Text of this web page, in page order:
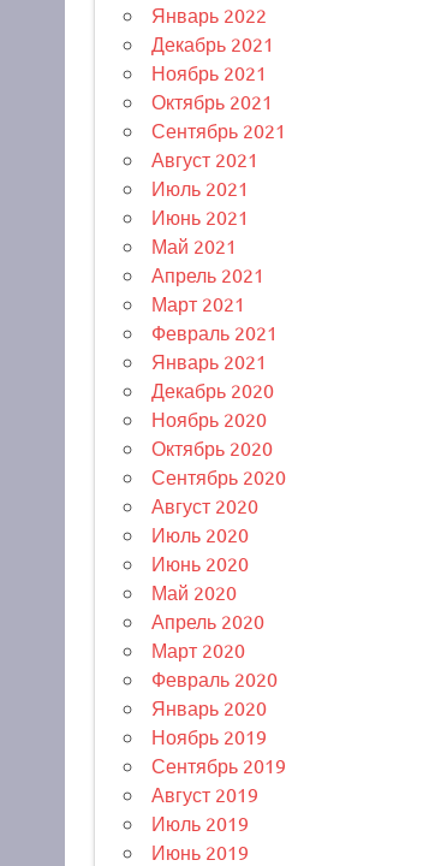
Январь 2022
Декабрь 2021
Ноябрь 2021
Октябрь 2021
Сентябрь 2021
Август 2021
Июль 2021
Июнь 2021
Май 2021
Апрель 2021
Март 2021
Февраль 2021
Январь 2021
Декабрь 2020
Ноябрь 2020
Октябрь 2020
Сентябрь 2020
Август 2020
Июль 2020
Июнь 2020
Май 2020
Апрель 2020
Март 2020
Февраль 2020
Январь 2020
Ноябрь 2019
Сентябрь 2019
Август 2019
Июль 2019
Июнь 2019